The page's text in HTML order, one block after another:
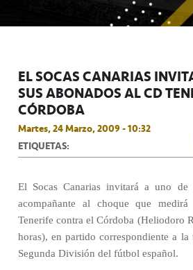
EL SOCAS CANARIAS
SUS ABONADOS AL CD
CÓRDOBA
Martes, 24 Marzo, 2009 - 10:32
ETIQUETAS:
El Socas Canarias invitará a uno
acompañante al choque que
Tenerife contra el Córdoba (Heliodoro
horas), en partido correspondiente a
Segunda División del fútbol español.